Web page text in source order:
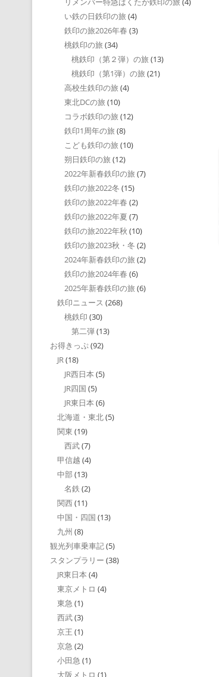
い鉄の日鉄印の旅 (4)
鉄印の旅2026年春 (3)
桃鉄印の旅 (34)
桃鉄印（第２弾）の旅 (13)
桃鉄印（第1弾）の旅 (21)
高校生鉄印の旅 (4)
東北DCの旅 (10)
コラボ鉄印の旅 (12)
鉄印1周年の旅 (8)
こども鉄印の旅 (10)
朔日鉄印の旅 (12)
2022年新春鉄印の旅 (7)
鉄印の旅2022冬 (15)
鉄印の旅2022年春 (2)
鉄印の旅2022年夏 (7)
鉄印の旅2022年秋 (10)
鉄印の旅2023秋・冬 (2)
2024年新春鉄印の旅 (2)
鉄印の旅2024年春 (6)
2025年新春鉄印の旅 (6)
鉄印ニュース (268)
桃鉄印 (30)
第二弾(13)
お得きっぷ(92)
JR(18)
JR西日本 (5)
JR四国 (5)
JR東日本 (6)
北海道・東北(5)
関東 (19)
西武(7)
甲信越 (4)
中部 (13)
名鉄 (2)
関西(11)
中国・四国 (13)
九州 (8)
観光列車乗車記(5)
スタンプラリー (38)
JR東日本 (4)
東京メトロ (4)
東急 (1)
西武(3)
京王 (1)
京急 (2)
小田急 (1)